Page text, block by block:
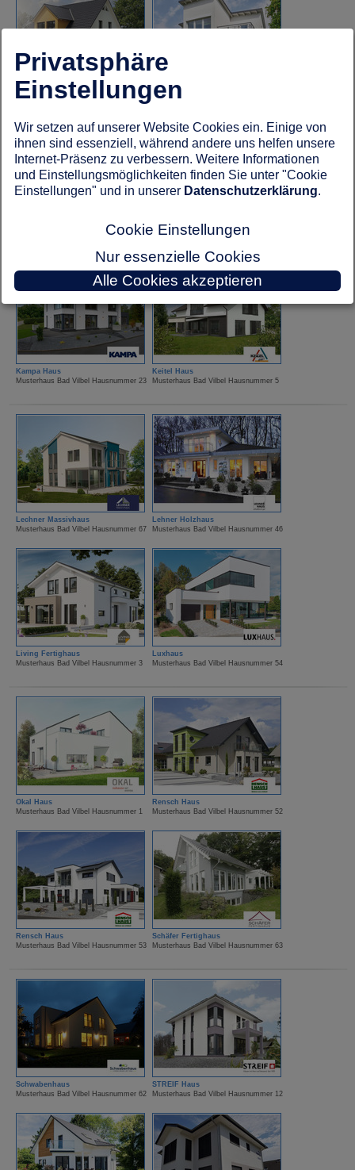
Hanse Haus
Musterhaus Bad Vilbel Hausnummer 27
Helma Eigenheimbau
Musterhaus Bad Vilbel Hausnummer 37
Kampa Haus
Kampa Haus
Musterhaus Bad Vilbel Hausnummer 23
Keitel Haus
Musterhaus Bad Vilbel Hausnummer 5
Lechner Massivhaus
Musterhaus Bad Vilbel Hausnummer 67
Lehner Holzhaus
Musterhaus Bad Vilbel Hausnummer 46
Living Fertighaus
Musterhaus Bad Vilbel Hausnummer 3
Luxhaus
Musterhaus Bad Vilbel Hausnummer 54
Okal Haus
Musterhaus Bad Vilbel Hausnummer 1
Rensch Haus
Musterhaus Bad Vilbel Hausnummer 52
Rensch Haus
Musterhaus Bad Vilbel Hausnummer 53
Schäfer Fertighaus
Musterhaus Bad Vilbel Hausnummer 63
Schwabenhaus
Musterhaus Bad Vilbel Hausnummer 62
STREIF Haus
Musterhaus Bad Vilbel Hausnummer 12
Privatsphäre
Einstellungen
Wir setzen auf unserer Website Cookies ein. Einige von
ihnen sind essenziell, während andere uns helfen unsere
Internet-Präsenz zu verbessern. Weitere Informationen
und Einstellungsmöglichkeiten finden Sie unter "Cookie
Einstellungen" und in unserer Datenschutzerklärung.
Cookie Einstellungen
Nur essenzielle Cookies
Alle Cookies akzeptieren